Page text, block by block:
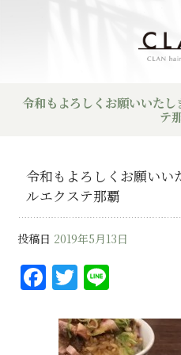
令和もよろしくお願いいた
テ
令和もよろしくお願いい
ルエクステ那覇
投稿日 2019年5月13日
F
a
c
T
w
it e